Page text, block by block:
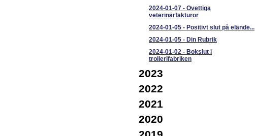
2024-01-07 - Ovettiga
veterinärfakturor
2024-01-05 - Positivt slut på elände...
2024-01-05 - Din Rubrik
2024-01-02 - Bokslut i
trollerifabriken
2023
2022
2021
2020